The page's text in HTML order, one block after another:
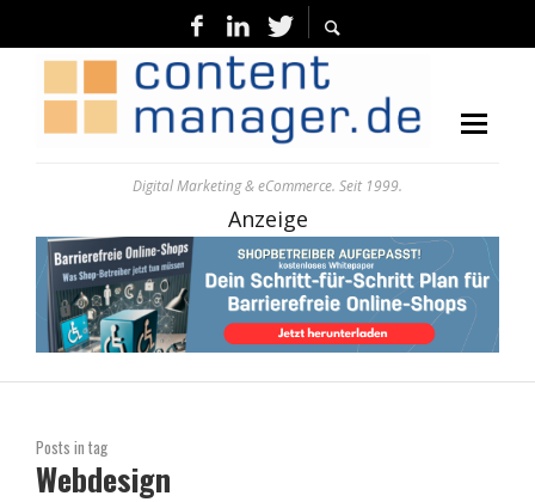
Digital Marketing & eCommerce. Seit 1999.
Anzeige
Posts in tag
Webdesign